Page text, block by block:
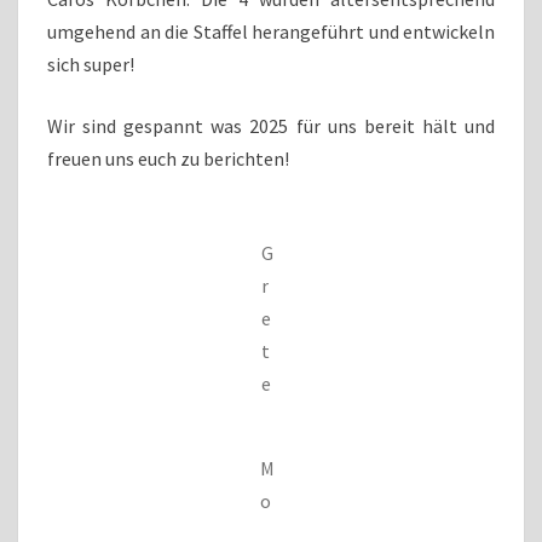
umgehend an die Staffel herangeführt und entwickeln
sich super!
Wir sind gespannt was 2025 für uns bereit hält und
freuen uns euch zu berichten!
G
r
e
t
e
M
o